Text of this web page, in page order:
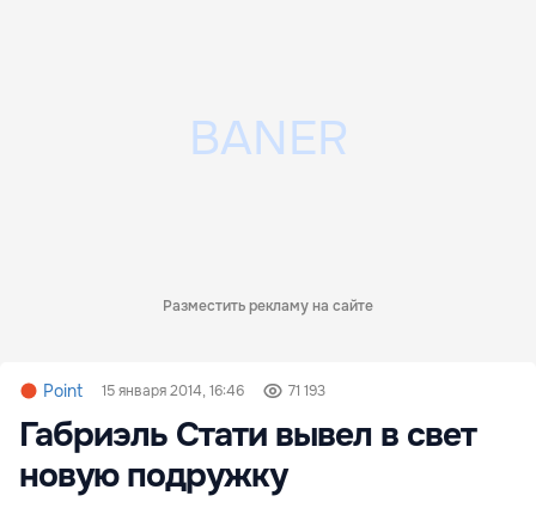
Разместить рекламу на сайте
Point 15 января 2014, 16:46 71 193
Габриэль Стати вывел в свет
новую подружку